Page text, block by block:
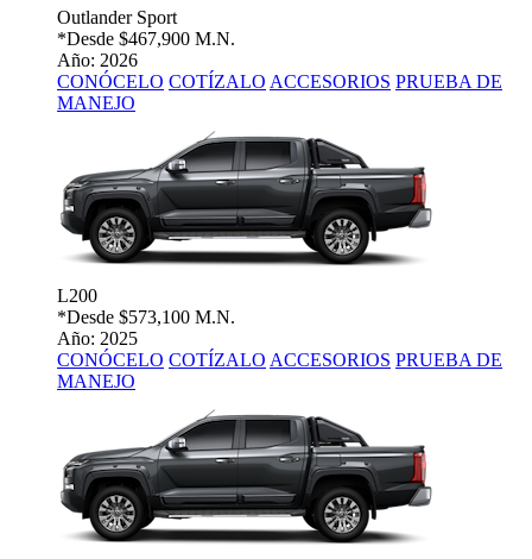
Outlander Sport
*Desde $467,900 M.N.
Año: 2026
CONÓCELO COTÍZALO ACCESORIOS PRUEBA DE
MANEJO
L200
*Desde $573,100 M.N.
Año: 2025
CONÓCELO COTÍZALO ACCESORIOS PRUEBA DE
MANEJO